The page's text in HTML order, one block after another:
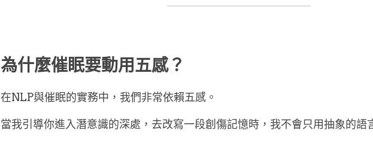
為什麼催眠要動用五感？
在NLP與催眠的實務中，我們非常依賴五感。
當我引導你進入潛意識的深處，去改寫一段創傷記憶時，我不會只用抽象的語